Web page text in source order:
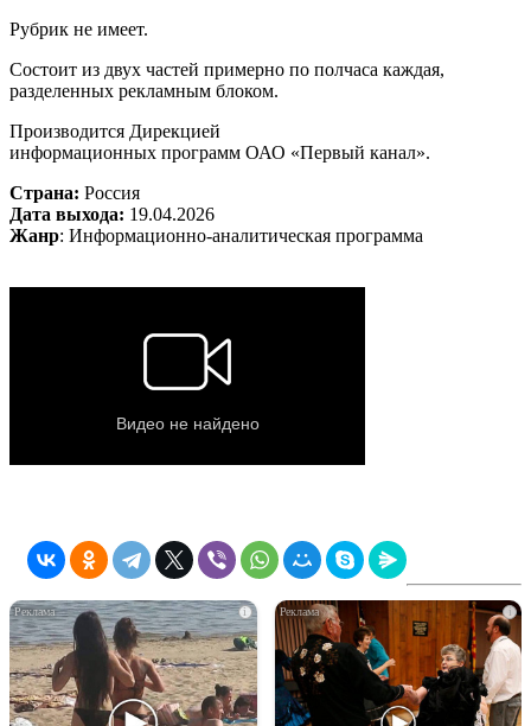
Рубрик не имеет.
Состоит из двух частей примерно по полчаса каждая,
разделенных рекламным блоком.
Производится Дирекцией
информационных программ ОАО «Первый канал».
Страна: Россия
Дата выхода: 19.04.2026
Жанр: Информационно-аналитическая программа
i i